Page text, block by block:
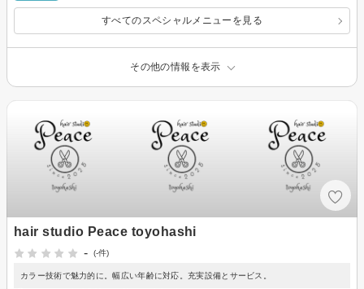
すべてのスペシャルメニューを見る
その他の情報を表示
hair studio Peace toyohashi
-
(-件)
カラー技術で魅力的に。幅広い年齢に対応。充実設備とサービス。